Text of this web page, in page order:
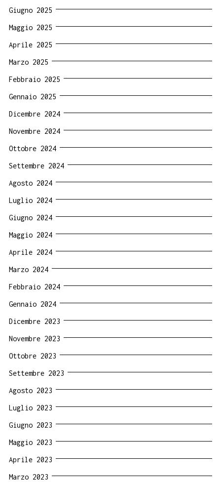
Giugno 2025
Maggio 2025
Aprile 2025
Marzo 2025
Febbraio 2025
Gennaio 2025
Dicembre 2024
Novembre 2024
Ottobre 2024
Settembre 2024
Agosto 2024
Luglio 2024
Giugno 2024
Maggio 2024
Aprile 2024
Marzo 2024
Febbraio 2024
Gennaio 2024
Dicembre 2023
Novembre 2023
Ottobre 2023
Settembre 2023
Agosto 2023
Luglio 2023
Giugno 2023
Maggio 2023
Aprile 2023
Marzo 2023